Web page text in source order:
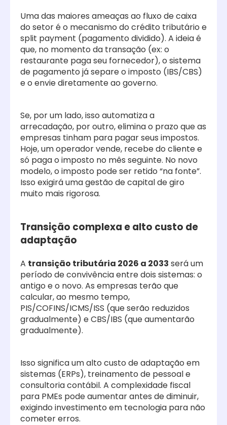
Uma das maiores ameaças ao fluxo de caixa
do setor é o mecanismo do crédito tributário e
split payment (pagamento dividido). A ideia é
que, no momento da transação (ex: o
restaurante paga seu fornecedor), o sistema
de pagamento já separe o imposto (IBS/CBS)
e o envie diretamente ao governo.
Se, por um lado, isso automatiza a
arrecadação, por outro, elimina o prazo que as
empresas tinham para pagar seus impostos.
Hoje, um operador vende, recebe do cliente e
só paga o imposto no mês seguinte. No novo
modelo, o imposto pode ser retido “na fonte”.
Isso exigirá uma gestão de capital de giro
muito mais rigorosa.
Transição complexa e alto custo de
adaptação
A transição tributária 2026 a 2033 será um
período de convivência entre dois sistemas: o
antigo e o novo. As empresas terão que
calcular, ao mesmo tempo,
PIS/COFINS/ICMS/ISS (que serão reduzidos
gradualmente) e CBS/IBS (que aumentarão
gradualmente).
Isso significa um alto custo de adaptação em
sistemas (ERPs), treinamento de pessoal e
consultoria contábil. A complexidade fiscal
para PMEs pode aumentar antes de diminuir,
exigindo investimento em tecnologia para não
cometer erros.